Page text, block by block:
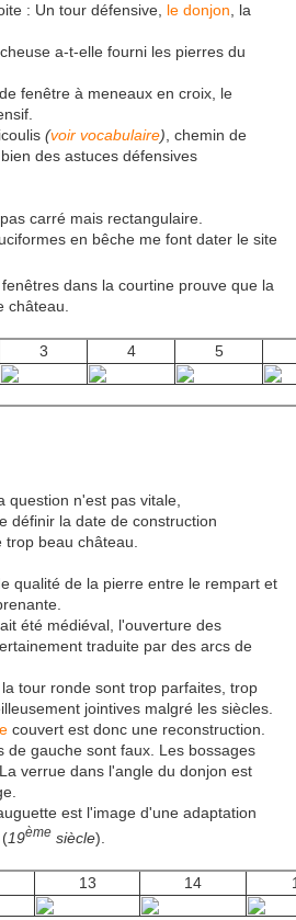
: Un tour défensive, le donjon , la
a-t-elle fourni les pierres du
fenêtre à meneaux en croix, le
(voir vocabulaire) , chemin de
des astuces défensives
carré mais rectangulaire.
en bêche me font dater le site
dans la courtine prouve que la
château.
3 4 5
question n'est pas vitale,
définir la date de construction
trop beau château.
qualité de la pierre entre le rempart et
été médiéval, l'ouverture des
traduite par des arcs de
tour ronde sont trop parfaites, trop
jointives malgré les siècles.
couvert est donc une reconstruction.
de gauche sont faux. Les bossages
verrue dans l'angle du donjon est
est l'image d'une adaptation
(19ème siècle).
13 14